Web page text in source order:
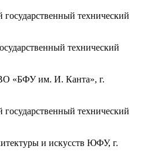
технический
технический
«БФУ им. И. Канта», г.
технический
и искусств ЮФУ, г.